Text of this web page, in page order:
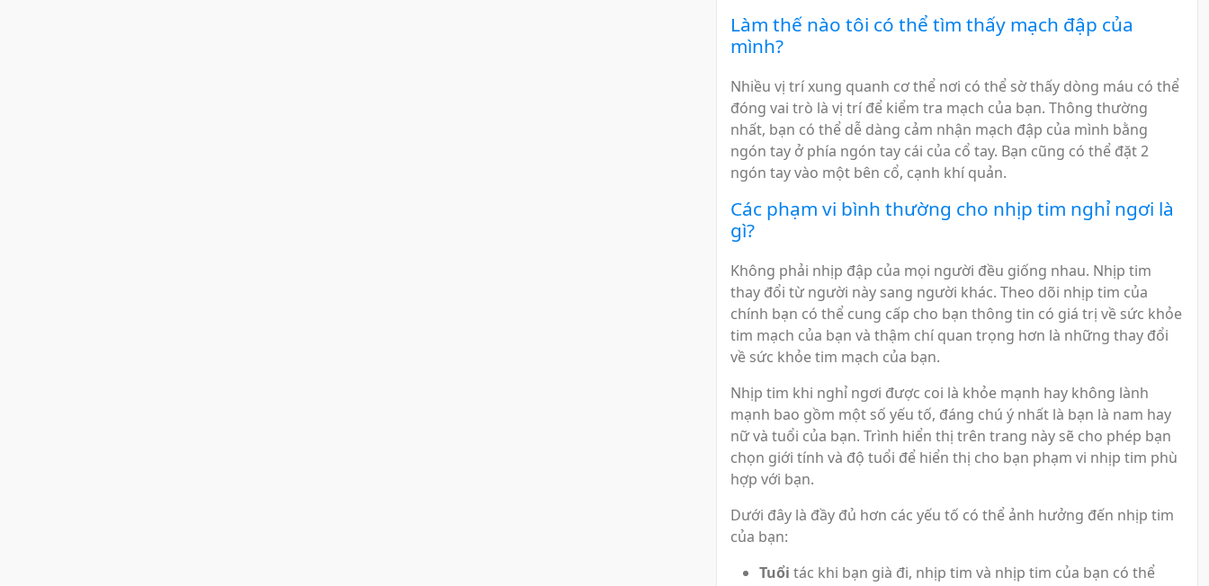
Làm thế nào tôi có thể tìm thấy mạch đập của
mình?
Nhiều vị trí xung quanh cơ thể nơi có thể sờ thấy dòng máu có thể
đóng vai trò là vị trí để kiểm tra mạch của bạn. Thông thường
nhất, bạn có thể dễ dàng cảm nhận mạch đập của mình bằng
ngón tay ở phía ngón tay cái của cổ tay. Bạn cũng có thể đặt 2
ngón tay vào một bên cổ, cạnh khí quản.
Các phạm vi bình thường cho nhịp tim nghỉ ngơi là
gì?
Không phải nhịp đập của mọi người đều giống nhau. Nhịp tim
thay đổi từ người này sang người khác. Theo dõi nhịp tim của
chính bạn có thể cung cấp cho bạn thông tin có giá trị về sức khỏe
tim mạch của bạn và thậm chí quan trọng hơn là những thay đổi
về sức khỏe tim mạch của bạn.
Nhịp tim khi nghỉ ngơi được coi là khỏe mạnh hay không lành
mạnh bao gồm một số yếu tố, đáng chú ý nhất là bạn là nam hay
nữ và tuổi của bạn. Trình hiển thị trên trang này sẽ cho phép bạn
chọn giới tính và độ tuổi để hiển thị cho bạn phạm vi nhịp tim phù
hợp với bạn.
Dưới đây là đầy đủ hơn các yếu tố có thể ảnh hưởng đến nhịp tim
của bạn:
Tuổi tác khi bạn già đi, nhịp tim và nhịp tim của bạn có thể